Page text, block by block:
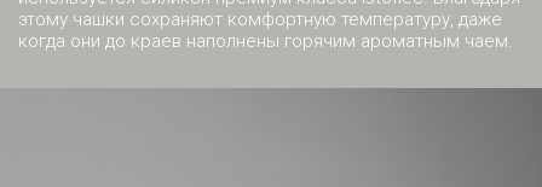
этому чашки сохраняют комфортную температуру, даже
когда они до краев наполнены горячим ароматным чаем.